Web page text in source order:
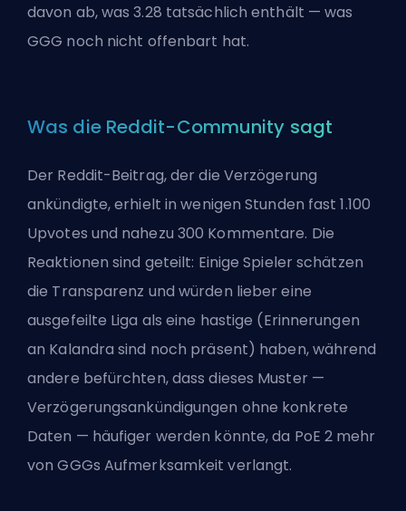
davon ab, was 3.28 tatsächlich enthält — was
GGG noch nicht offenbart hat.
Was die Reddit-Community sagt
Der Reddit-Beitrag, der die Verzögerung
ankündigte, erhielt in wenigen Stunden fast 1.100
Upvotes und nahezu 300 Kommentare. Die
Reaktionen sind geteilt: Einige Spieler schätzen
die Transparenz und würden lieber eine
ausgefeilte Liga als eine hastige (Erinnerungen
an Kalandra sind noch präsent) haben, während
andere befürchten, dass dieses Muster —
Verzögerungsankündigungen ohne konkrete
Daten — häufiger werden könnte, da PoE 2 mehr
von GGGs Aufmerksamkeit verlangt.